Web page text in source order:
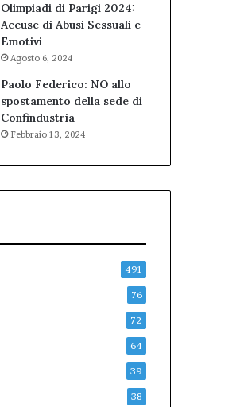
Olimpiadi di Parigi 2024:
Accuse di Abusi Sessuali e
Emotivi
Agosto 6, 2024
Paolo Federico: NO allo
spostamento della sede di
Confindustria
Febbraio 13, 2024
491
76
72
64
39
38